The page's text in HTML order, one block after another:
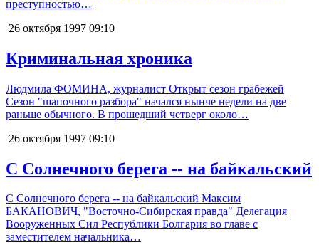
преступностью…
26 октября 1997 09:10
Криминальная хроника
Людмила ФОМИНА, журналист Открыт сезон грабежей
Сезон "шапочного разбора" начался нынче недели на две
раньше обычного. В прошедший четверг около…
26 октября 1997 09:10
С Солнечного берега -- на байкальский
С Солнечного берега -- на байкальский Максим
БАКАНОВИЧ, "Восточно-Сибирская правда" Делегация
Вооруженных Сил Республики Болгария во главе с
заместителем начальника…